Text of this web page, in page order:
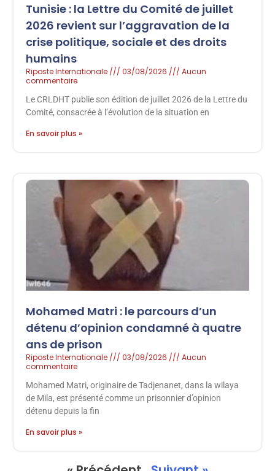
Tunisie : la Lettre du Comité de juillet
2026 revient sur l’aggravation de la
crise politique, sociale et des droits
humains
Riposte Internationale 03/08/2026
Aucun
commentaire
Le CRLDHT publie son édition de juillet 2026 de la Lettre du
Comité, consacrée à l’évolution de la situation en
En savoir plus »
Mohamed Matri : le parcours d’un
détenu d’opinion condamné à quatre
ans de prison
Riposte Internationale 03/08/2026
Aucun
commentaire
Mohamed Matri, originaire de Tadjenanet, dans la wilaya
de Mila, est présenté comme un prisonnier d’opinion
détenu depuis la fin
En savoir plus »